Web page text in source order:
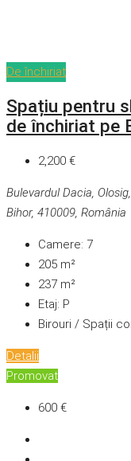
De închiriat
Spațiu pentru
de închiriat pe
2,200 €
Bulevardul Dacia,
Bihor, 410009, România
Camere: 7
205 m²
237 m²
Etaj: P
Birouri / Spații
Detalii
Promovat
600 €